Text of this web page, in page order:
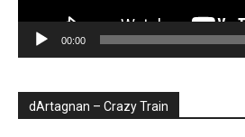
00:00
dArtagnan – Crazy Train